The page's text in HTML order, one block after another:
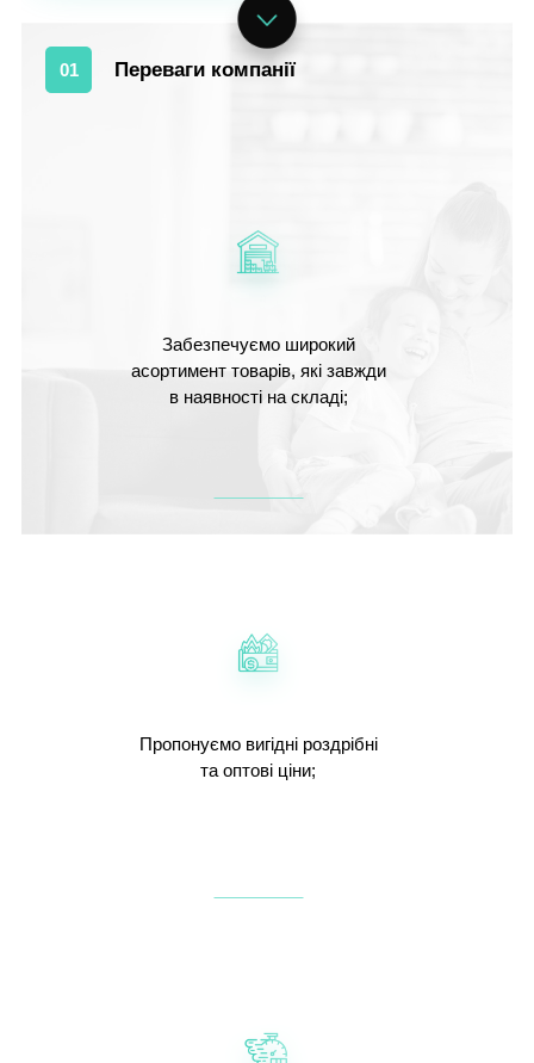
01 Переваги компанії
Забезпечуємо широкий
асортимент товарів, які завжди
в наявності на складі;
Пропонуємо вигідні роздрібні
та оптові ціни;